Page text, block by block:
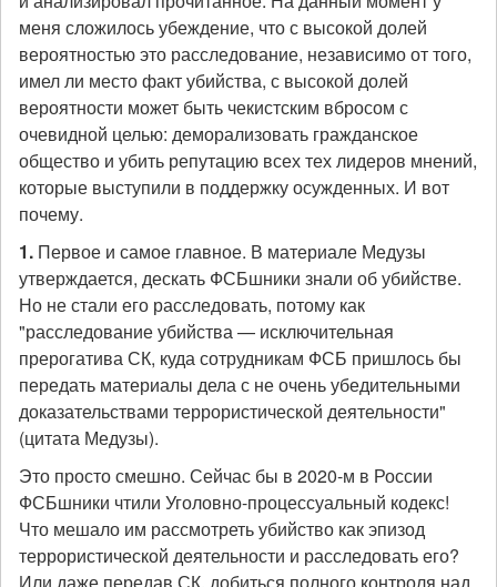
меня сложилось убеждение, что с высокой долей
вероятностью это расследование, независимо от того,
имел ли место факт убийства, с высокой долей
вероятности может быть чекистским вбросом с
очевидной целью: деморализовать гражданское
общество и убить репутацию всех тех лидеров мнений,
которые выступили в поддержку осужденных. И вот
почему.
1. Первое и самое главное. В материале Медузы
утверждается, дескать ФСБшники знали об убийстве.
Но не стали его расследовать, потому как
"расследование убийства — исключительная
прерогатива СК, куда сотрудникам ФСБ пришлось бы
передать материалы дела с не очень убедительными
доказательствами террористической деятельности"
(цитата Медузы).
Это просто смешно. Сейчас бы в 2020-м в России
ФСБшники чтили Уголовно-процессуальный кодекс!
Что мешало им рассмотреть убийство как эпизод
террористической деятельности и расследовать его?
Или даже передав СК, добиться полного контроля над